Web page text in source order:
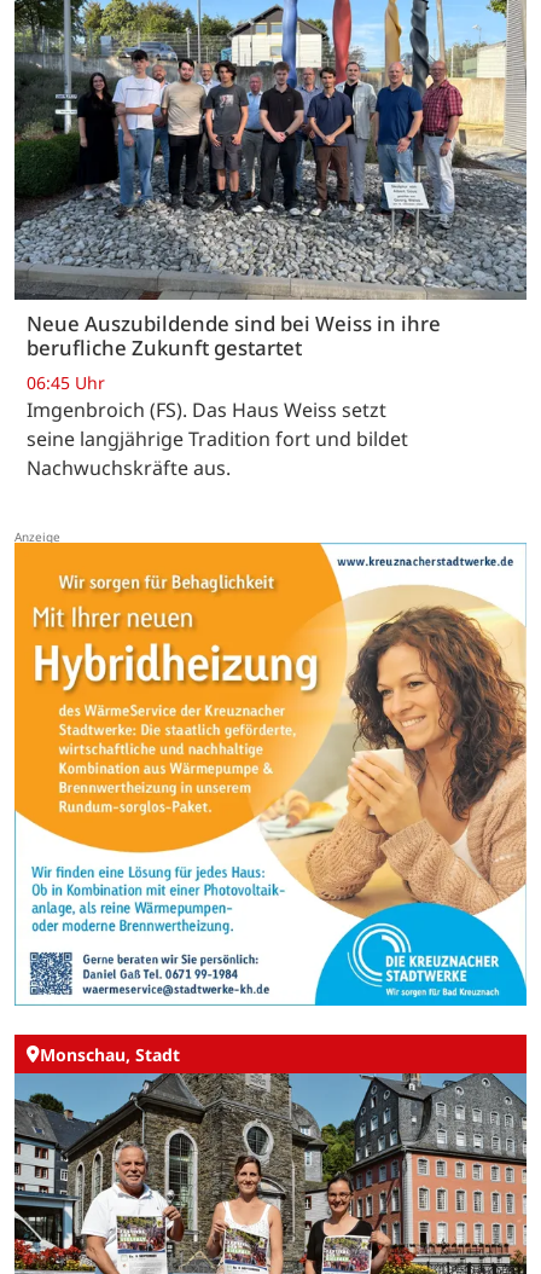
Neue Auszubildende sind bei Weiss in ihre
berufliche Zukunft gestartet
06:45 Uhr
Imgenbroich (FS). Das Haus Weiss setzt
seine langjährige Tradition fort und bildet
Nachwuchskräfte aus.
Monschau, Stadt